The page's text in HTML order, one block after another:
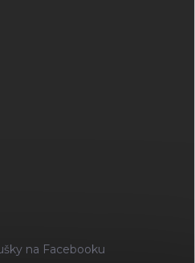
na Facebooku